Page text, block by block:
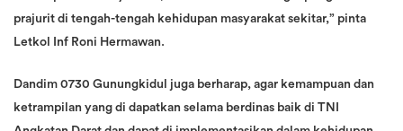
prajurit di tengah-tengah kehidupan masyarakat sekitar,” pinta
Letkol Inf Roni Hermawan.
Dandim 0730 Gunungkidul juga berharap, agar kemampuan dan
ketrampilan yang di dapatkan selama berdinas baik di TNI